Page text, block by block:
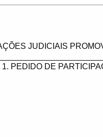
JUDICIAIS
PEDIDO DE